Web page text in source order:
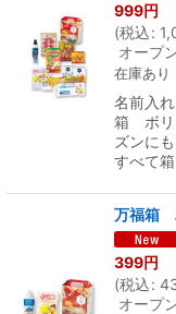
999円
(税込:
オープ
在庫あり
名前入
箱 ボリ
ズンに
すべて
万福箱
399円
(税込:
オープ